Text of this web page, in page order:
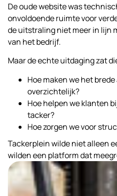
De oude website was
onvoldoende ruimte voor
de uitstraling niet meer in lijn
van het bedrijf.
Maar de echte uitdaging zat
Hoe maken we het
overzichtelijk?
Hoe helpen we klanten
tacker?
Hoe zorgen we voor
Tackerplein wilde niet alleen
wilden een platform dat